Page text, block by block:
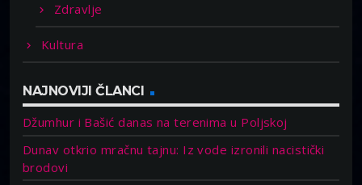
Zdravlje
Kultura
NAJNOVIJI ČLANCI
Džumhur i Bašić danas na terenima u Poljskoj
Dunav otkrio mračnu tajnu: Iz vode izronili nacistički
brodovi